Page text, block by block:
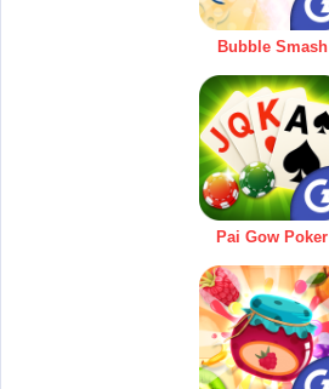
Bubble Smash
Pai Gow Poker